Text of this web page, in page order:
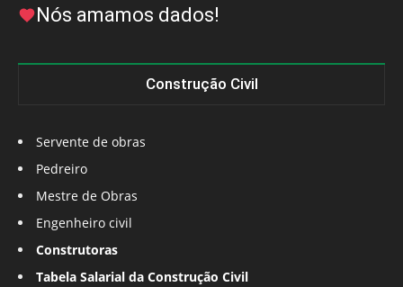
Nós amamos dados!
Construção Civil
Servente de obras
Pedreiro
Mestre de Obras
Engenheiro civil
Construtoras
Tabela Salarial da Construção Civil